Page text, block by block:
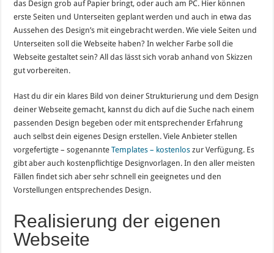
das Design grob auf Papier bringt, oder auch am PC. Hier können
erste Seiten und Unterseiten geplant werden und auch in etwa das
Aussehen des Design’s mit eingebracht werden. Wie viele Seiten und
Unterseiten soll die Webseite haben? In welcher Farbe soll die
Webseite gestaltet sein? All das lässt sich vorab anhand von Skizzen
gut vorbereiten.
Hast du dir ein klares Bild von deiner Strukturierung und dem Design
deiner Webseite gemacht, kannst du dich auf die Suche nach einem
passenden Design begeben oder mit entsprechender Erfahrung
auch selbst dein eigenes Design erstellen. Viele Anbieter stellen
vorgefertigte – sogenannteTemplates – kostenlos zur Verfügung. Es
gibt aber auch kostenpflichtige Designvorlagen. In den aller meisten
Fällen findet sich aber sehr schnell ein geeignetes und den
Vorstellungen entsprechendes Design.
Realisierung der eigenen
Webseite